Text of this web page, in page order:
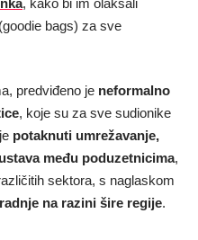
bags) za sve
predviđeno je neformalno
, koje su za sve sudionike
potaknuti umrežavanje,
među poduzetnicima,
sektora, s naglaskom
na razini šire regije.